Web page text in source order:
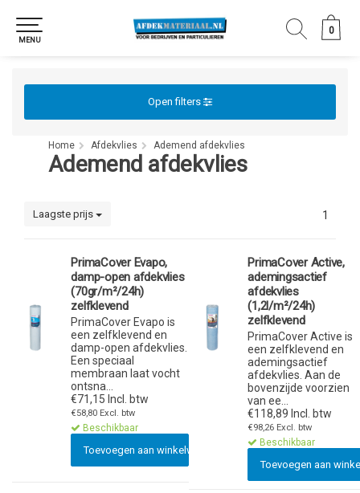
0
0
MENU
Open filters
Home Afdekvlies Ademend afdekvlies
Ademend afdekvlies
Laagste prijs 1
PrimaCover Evapo,
damp-open afdekvlies
(70gr/m²/24h)
zelfklevend
PrimaCover Evapo is
een zelfklevend en
damp-open afdekvlies.
Een speciaal
membraan laat vocht
ontsna...
€71,15 Incl. btw
€58,80 Excl. btw
Beschikbaar
Toevoegen aan winkelwagen
PrimaCover Active,
ademingsactief
afdekvlies
(1,2l/m²/24h)
zelfklevend
PrimaCover Active is
een zelfklevend en
ademingsactief
afdekvlies. Aan de
bovenzijde voorzien
van ee...
€118,89 Incl. btw
€98,26 Excl. btw
Beschikbaar
Toevoegen aan